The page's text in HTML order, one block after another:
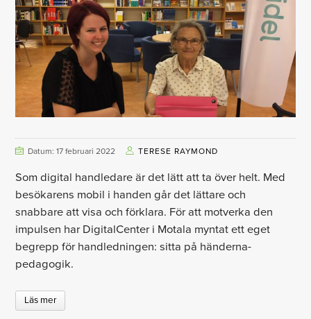
Datum: 17 februari 2022 TERESE RAYMOND
Som digital handledare är det lätt att ta över helt. Med
besökarens mobil i handen går det lättare och
snabbare att visa och förklara. För att motverka den
impulsen har DigitalCenter i Motala myntat ett eget
begrepp för handledningen: sitta på händerna-
pedagogik.
Läs mer